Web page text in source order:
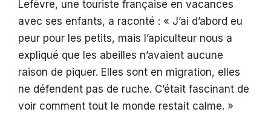
Lefèvre, une touriste française en vacances
avec ses enfants, a raconté : « J’ai d’abord eu
peur pour les petits, mais l’apiculteur nous a
expliqué que les abeilles n’avaient aucune
raison de piquer. Elles sont en migration, elles
ne défendent pas de ruche. C’était fascinant de
voir comment tout le monde restait calme. »